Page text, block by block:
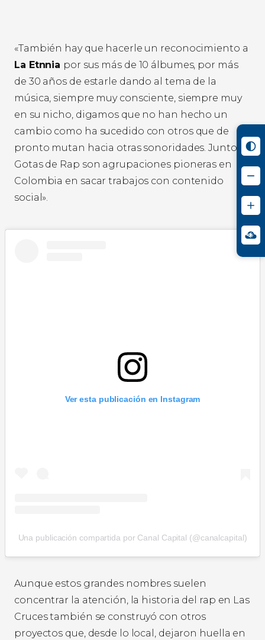
«También hay que hacerle un reconocimiento a
La Etnnia por sus más de 10 álbumes, por más
de 30 años de estarle dando al tema de la
música, siempre muy consciente, siempre muy
en su nicho, digamos que no han hecho un
cambio como ha sucedido con otros que de
pronto mutan hacia otras sonoridades. Junto a
Gotas de Rap son agrupaciones pioneras en
Colombia en sacar trabajos con contenido
social».
Ver esta publicación en Instagram
Una publicación compartida por Canal Capital (@canalcapital)
Aunque estos grandes nombres suelen
concentrar la atención, la historia del rap en Las
Cruces también se construyó con otros
proyectos que, desde lo local, dejaron huella en